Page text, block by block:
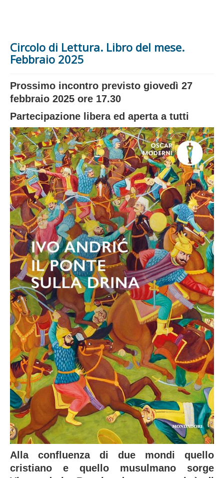
Circolo di Lettura. Libro del mese.
Febbraio 2025
Prossimo incontro previsto giovedì 27
febbraio 2025 ore 17.30
Partecipazione libera ed aperta a tutti
Alla confluenza di due mondi quello
cristiano e quello musulmano sorge